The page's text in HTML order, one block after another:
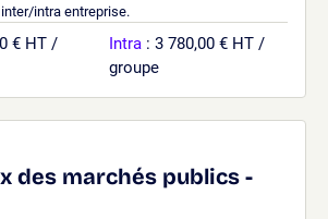
intra entreprise.
€ HT /
Intra : 3 780,00 € HT /
groupe
des marchés publics -